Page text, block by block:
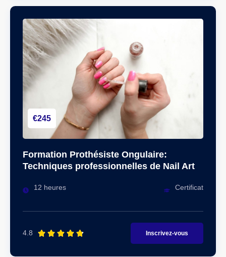
€245
Formation Prothésiste Ongulaire:
Techniques professionnelles de Nail Art
12 heures Certificat
4.8      Inscrivez-vous